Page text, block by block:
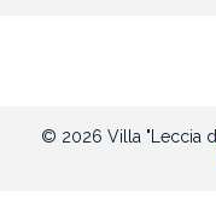
© 2026 Villa "Leccia